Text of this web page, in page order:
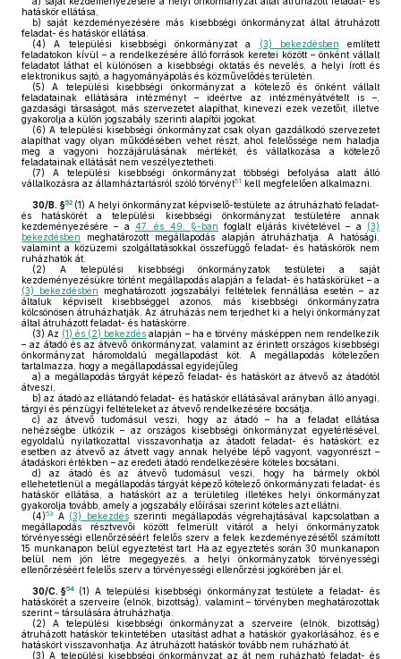
hatáskör ellátása,
b) saját kezdeményezésére más kisebbségi önkormányzat által átruházott
feladat- és hatáskör ellátása.
(4) A települési kisebbségi önkormányzat a (3) bekezdésben említett
feladatokon kívül – a rendelkezésére álló források keretei között – önként vállalt
feladatot láthat el különösen a kisebbségi oktatás és nevelés, a helyi írott és
elektronikus sajtó, a hagyományápolás és közművelődés területén.
(5) A települési kisebbségi önkormányzat a kötelező és önként vállalt
feladatainak ellátására intézményt – ideértve az intézményátvételt is –,
gazdasági társaságot, más szervezetet alapíthat, kinevezi ezek vezetőit, illetve
gyakorolja a külön jogszabály szerinti alapítói jogokat.
(6) A települési kisebbségi önkormányzat csak olyan gazdálkodó szervezetet
alapíthat vagy olyan működésében vehet részt, ahol felelőssége nem haladja
meg a vagyoni hozzájárulásának mértékét, és vállalkozása a kötelező
feladatainak ellátását nem veszélyeztetheti.
(7) A települési kisebbségi önkormányzat többségi befolyása alatt álló
vállalkozásra az államháztartásról szóló törvényt51 kell megfelelően alkalmazni.
30/B. §52 (1) A helyi önkormányzat képviselő-testülete az átruházható feladat-
és hatáskörét a települési kisebbségi önkormányzat testületére annak
kezdeményezésére – a 47. és 49. §-ban foglalt eljárás kivételével – a (3)
bekezdésben meghatározott megállapodás alapján átruházhatja. A hatósági,
valamint a közüzemi szolgáltatásokkal összefüggő feladat- és hatáskörök nem
ruházhatók át.
(2) A települési kisebbségi önkormányzatok testületei a saját
kezdeményezésükre történt megállapodás alapján a feladat- és hatáskörüket – a
(3) bekezdésben meghatározott jogszabályi feltételek fennállása esetén – az
általuk képviselt kisebbséggel azonos, más kisebbségi önkormányzatra
kölcsönösen átruházhatják. Az átruházás nem terjedhet ki a helyi önkormányzat
által átruházott feladat- és hatáskörre.
(3) Az (1) és (2) bekezdés alapján – ha e törvény másképpen nem rendelkezik
– az átadó és az átvevő önkormányzat, valamint az érintett országos kisebbségi
önkormányzat háromoldalú megállapodást köt. A megállapodás kötelezően
tartalmazza, hogy a megállapodással egyidejűleg
a) a megállapodás tárgyát képező feladat- és hatáskört az átvevő az átadótól
átveszi,
b) az átadó az ellátandó feladat- és hatáskör ellátásával arányban álló anyagi,
tárgyi és pénzügyi feltételeket az átvevő rendelkezésére bocsátja,
c) az átvevő tudomásul veszi, hogy az átadó – ha a feladat ellátása
nehézségbe ütközik – az országos kisebbségi önkormányzat egyetértésével,
egyoldalú nyilatkozattal visszavonhatja az átadott feladat- és hatáskört; ez
esetben az átvevő az átvett vagy annak helyébe lépő vagyont, vagyonrészt –
átadáskori értékben – az eredeti átadó rendelkezésére köteles bocsátani,
d) az átadó és az átvevő tudomásul veszi, hogy ha bármely okból
ellehetetlenül a megállapodás tárgyát képező kötelező önkormányzati feladat- és
hatáskör ellátása, a hatáskört az a területileg illetékes helyi önkormányzat
gyakorolja tovább, amely a jogszabály előírásai szerint köteles azt ellátni.
(4)53 A (3) bekezdésszerinti megállapodás végrehajtásával kapcsolatban a
megállapodás résztvevői között felmerült vitáról a helyi önkormányzatok
törvényességi ellenőrzéséért felelős szerv a felek kezdeményezésétől számított
15 munkanapon belül egyeztetést tart. Ha az egyeztetés során 30 munkanapon
belül nem jön létre megegyezés, a helyi önkormányzatok törvényességi
ellenőrzéséért felelős szerv a törvényességi ellenőrzési jogkörében jár el.
30/C. §54 (1) A települési kisebbségi önkormányzat testülete a feladat- és
hatáskörét a szerveire (elnök, bizottság), valamint – törvényben meghatározottak
szerint – társulására átruházhatja.
(2) A települési kisebbségi önkormányzat a szerveire (elnök, bizottság)
átruházott hatáskör tekintetében utasítást adhat a hatáskör gyakorlásához, és e
hatáskört visszavonhatja. Az átruházott hatáskör tovább nem ruházható át.
(3) A települési kisebbségi önkormányzat az át nem ruházható feladat- és